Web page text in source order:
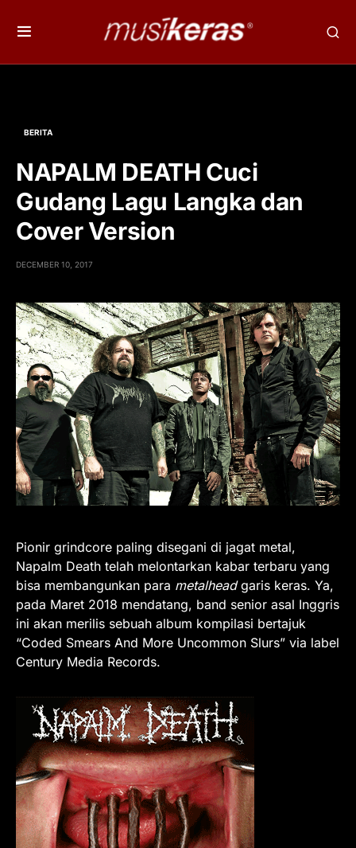
BERITA
NAPALM DEATH Cuci
Gudang Lagu Langka dan
Cover Version
DECEMBER 10, 2017
Pionir grindcore paling disegani di jagat metal,
Napalm Death telah melontarkan kabar terbaru yang
bisa membangunkan para metalheadgaris keras. Ya,
pada Maret 2018 mendatang, band senior asal Inggris
ini akan merilis sebuah album kompilasi bertajuk
“Coded Smears And More Uncommon Slurs” via label
Century Media Records.